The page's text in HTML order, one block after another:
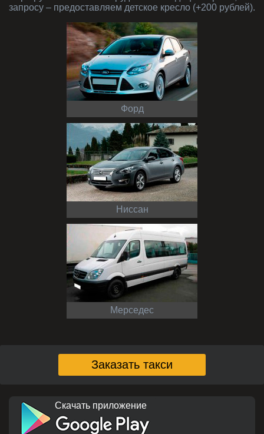
запросу – предоставляем детское кресло (+200 рублей).
Форд
Ниссан
Мерседес
Заказать такси
Скачать приложение